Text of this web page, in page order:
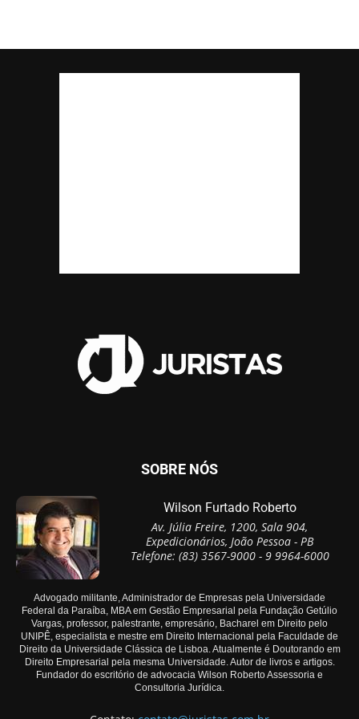
SOBRE NÓS
Wilson Furtado Roberto
Av. Júlia Freire, 1200, Sala 904,
Expedicionários, João Pessoa - PB
Telefone: (83) 3567-9000 - 9 9964-6000
Advogado militante, Administrador de Empresas pela Universidade
Federal da Paraíba, MBA em Gestão Empresarial pela Fundação Getúlio
Vargas, professor, palestrante, empresário, Bacharel em Direito pelo
UNIPÊ, especialista e mestre em Direito Internacional pela Faculdade de
Direito da Universidade Clássica de Lisboa. Atualmente é Doutorando em
Direito Empresarial pela mesma Universidade. Autor de livros e artigos.
Fundador do escritório de advocacia Wilson Roberto Assessoria e
Consultoria Jurídica.